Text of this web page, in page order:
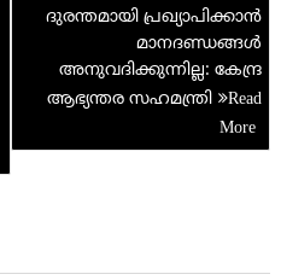
p
ദുരന്തമായി പ്രഖ്യാപിക്കാന്‍
മാനദണ്ഡങ്ങള്‍
അനുവദിക്കുന്നില്ല: കേന്ദ്ര
ആഭ്യന്തര സഹമന്ത്രി